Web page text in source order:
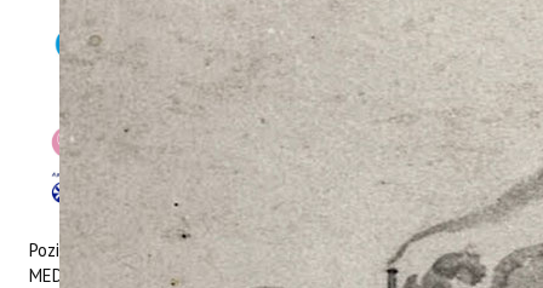
Pozivamo vas na online događanja u sklopu Interreg Euro-
MED projekata REVIVE i Dialogue4Tourism koji će se održati 9.